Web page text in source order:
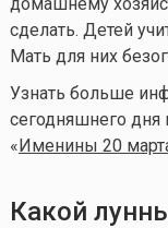
сделать. Детей
Мать для них
Узнать больше
сегодняшнего дня
«Именины 20
Какой